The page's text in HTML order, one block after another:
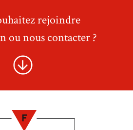
rejoindre
ou nous contacter ?